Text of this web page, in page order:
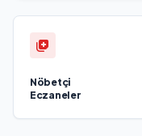
Nöbetçi
Eczaneler